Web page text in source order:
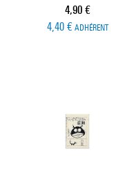
Prix ​​actuel
4,90 €
4,40 € ADHÉRENT